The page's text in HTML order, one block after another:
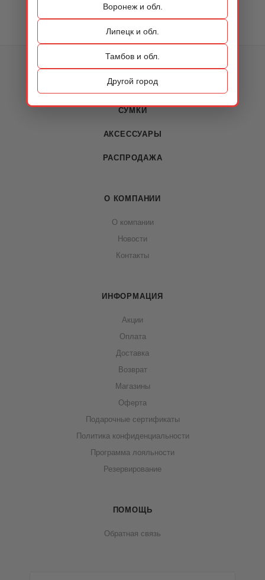
Воронеж и обл.
Липецк и обл.
Тамбов и обл.
Другой город
ОБУВЬ
СУМКИ
АКСЕССУАРЫ
РАСПРОДАЖА
О КОМПАНИИ
О компании
Новости
Контакты
ИНФОРМАЦИЯ
Акции
Оплата
Доставка
Возврат
Магазины
Оферта
Подарочные сертификаты
Политика конфиденциальности
Программа лояльности
Резервирование
ПОМОЩЬ
Обратная связь